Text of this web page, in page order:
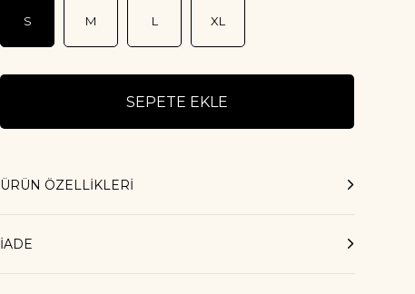
S M L XL
ÜRÜN ÖZELLIKLERI
İADE